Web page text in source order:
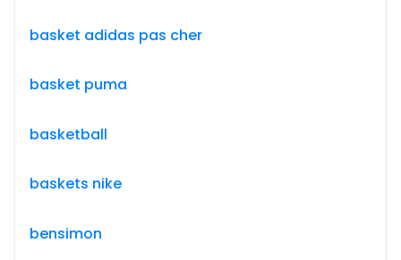
basket adidas pas cher
basket puma
basketball
baskets nike
bensimon